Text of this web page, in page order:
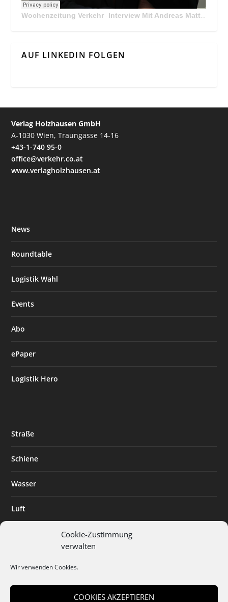
Cookie-Zustimmung
verwalten
Wir verwenden Cookies.
COOKIES AKZEPTIEREN
Wochenzeitung Verkehr · Interview Mit Andreas Matthä, CEO der ÖBB Holding
AUF LINKEDIN FOLGEN
Verlag Holzhausen GmbH
A-1030 Wien, Traungasse 14-16
+43-1-740 95-0
office@verkehr.co.at
www.verlagholzhausen.at
News
Roundtable
Logistik Wahl
Events
Abo
ePaper
Logistik Hero
Straße
Schiene
Wasser
Luft
Digitalisierung